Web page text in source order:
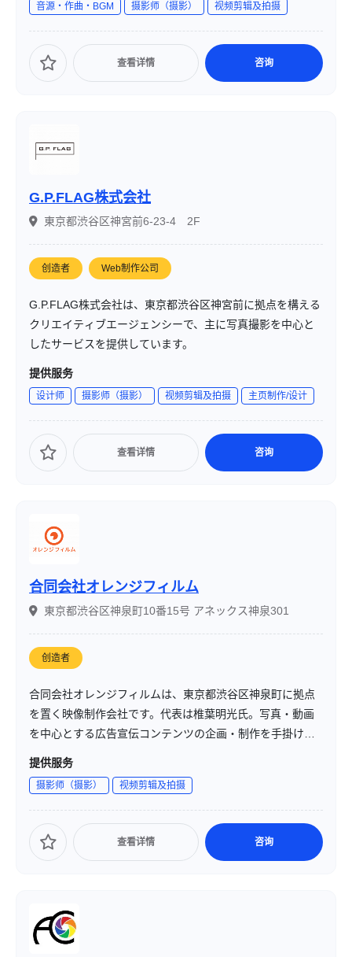
トや多目的ホール・ビデオスタジオの企画・設計・施工な
ど幅広く展開しています。
音源・作曲・BGM 摄影师（摄影） 视频剪辑及拍摄
查看详情 咨询
G.P.FLAG株式会社
東京都渋谷区神宮前6-23-4 2F
创造者 Web制作公司
G.P.FLAG株式会社は、東京都渋谷区神宮前に拠点を構える
クリエイティブエージェンシーで、主に写真撮影を中心と
したサービスを提供しています。
提供服务
设计师 摄影师（摄影） 视频剪辑及拍摄 主页制作/设计
查看详情 咨询
合同会社オレンジフィルム
東京都渋谷区神泉町10番15号 アネックス神泉301
创造者
合同会社オレンジフィルムは、東京都渋谷区神泉町に拠点
を置く映像制作会社です。代表は椎葉明光氏。写真・動画
を中心とする広告宣伝コンテンツの企画・制作を手掛け、
「“安さ”ではなく、“コスパ”にこだわる映像制作」を掲げ、
提供服务
摄影师（摄影） 视频剪辑及拍摄
查看详情 咨询